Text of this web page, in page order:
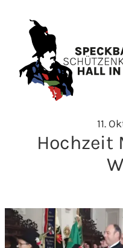
Inhalt
springen
11.
Hochzeit